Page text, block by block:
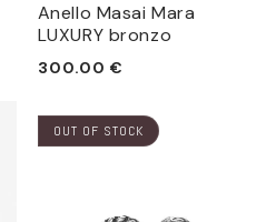
Anello Masai Mara
LUXURY bronzo
Prezzo
listino
300.00 €
OUT OF STOCK